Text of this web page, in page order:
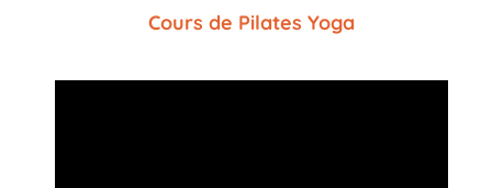
Cours de Pilates Yoga